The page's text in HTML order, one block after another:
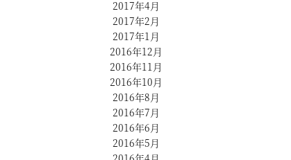
2017年4月
2017年2月
2017年1月
2016年12月
2016年11月
2016年10月
2016年8月
2016年7月
2016年6月
2016年5月